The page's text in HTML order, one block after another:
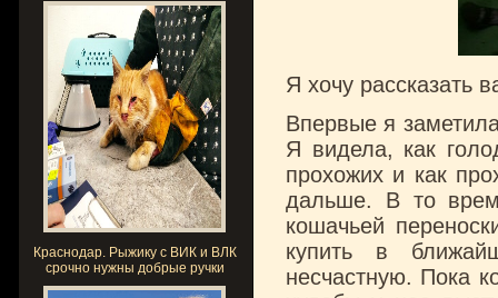
Краснодар. Рыжику с ВИК и ВЛК
срочно нужны добрые ручки
Я хочу рассказать
Впервые я
Я видела, как
прохожих и как
дальше. В то
кошачьей
купить в
несчастную. Пока